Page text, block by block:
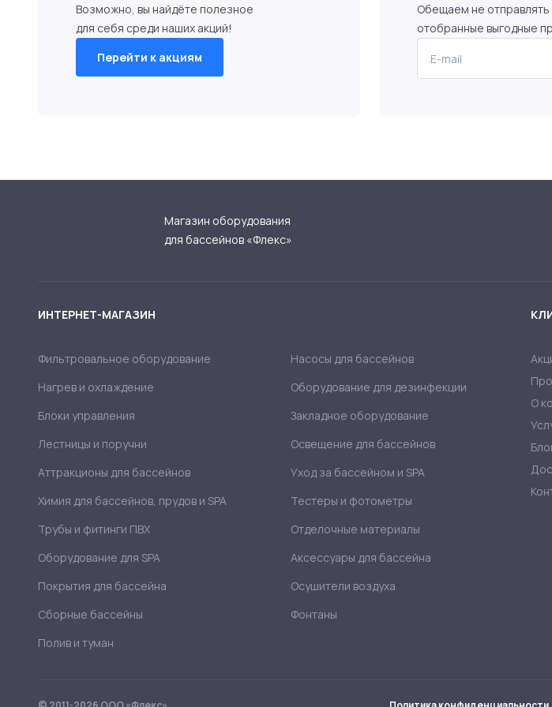
Возможно, вы найдёте полезное
для себя среди наших акций!
Перейти к акциям
Обещаем не
отобранные выгодные
Магазин оборудования
для бассейнов «Флекс»
ИНТЕРНЕТ-МАГАЗИН
Фильтровальное оборудование
Насосы для бассейнов
Нагрев и охлаждение
Оборудование для дезинфекции
Блоки управления
Закладное оборудование
Лестницы и поручни
Освещение для бассейнов
Аттракционы для бассейнов
Уход за бассейном и SPA
Химия для бассейнов, прудов и SPA
Тестеры и фотометры
Трубы и фитинги ПВХ
Отделочные материалы
Оборудование для SPA
Аксессуары для бассейна
Покрытия для бассейна
Осушители воздуха
Сборные бассейны
Фонтаны
Полив и туман
О